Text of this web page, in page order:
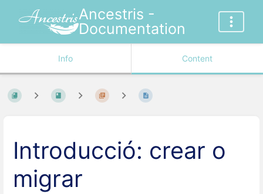
Ancestris -
Documentation
Info Content
Introducció: crear o
migrar